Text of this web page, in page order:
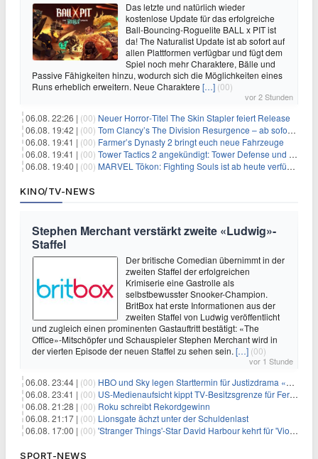
Das letzte und natürlich wieder
kostenlose Update für das erfolgreiche
Ball-Bouncing-Roguelite BALL x PIT ist
da! The Naturalist Update ist ab sofort auf
allen Plattformen verfügbar und fügt dem
Spiel noch mehr Charaktere, Bälle und
Passive Fähigkeiten hinzu, wodurch sich die Möglichkeiten eines
Runs erheblich erweitern. Neue Charaktere […] (00)
vor 2 Stunden
06.08. 22:26 | (00) Neuer Horror‑Titel The Skin Stapler feiert Release
06.08. 19:42 | (00) Tom Clancy’s The Division Resurgence – ab sofort für euch verfügbar
06.08. 19:41 | (00) Farmer’s Dynasty 2 bringt euch neue Fahrzeuge
06.08. 19:41 | (00) Tower Tactics 2 angekündigt: Tower Defense und Deckbuilding Kombo kehrt zurück
06.08. 19:40 | (00) MARVEL Tōkon: Fighting Souls ist ab heute verfügbar
KINO/TV-NEWS
Stephen Merchant verstärkt zweite «Ludwig»-
Staffel
Der britische Comedian übernimmt in der
zweiten Staffel der erfolgreichen
Krimiserie eine Gastrolle als
selbstbewusster Snooker-Champion.
BritBox hat erste Informationen aus der
zweiten Staffel von Ludwig veröffentlicht
und zugleich einen prominenten Gastauftritt bestätigt: «The
Office»-Mitschöpfer und Schauspieler Stephen Merchant wird in
der vierten Episode der neuen Staffel zu sehen sein. […] (00)
vor 1 Stunde
06.08. 23:44 | (00) HBO und Sky legen Starttermin für Justizdrama «War» fest
06.08. 23:41 | (00) US-Medienaufsicht kippt TV-Besitzsgrenze für Fernsehsender
06.08. 21:28 | (00) Roku schreibt Rekordgewinn
06.08. 21:17 | (00) Lionsgate ächzt unter der Schuldenlast
06.08. 17:00 | (00) 'Stranger Things'-Star David Harbour kehrt für 'Violent Night 2' zurück – Kristen Bell stößt zur Besetzung
SPORT-NEWS